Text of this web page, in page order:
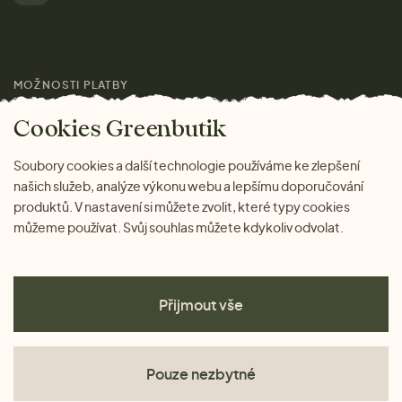
Magazín
MOŽNOSTI PLATBY
Cookies Greenbutik
Soubory cookies a další technologie používáme ke zlepšení
našich služeb, analýze výkonu webu a lepšímu doporučování
produktů. V nastavení si můžete zvolit, které typy cookies
můžeme používat. Svůj souhlas můžete kdykoliv odvolat.
Přijmout vše
Pouze nezbytné